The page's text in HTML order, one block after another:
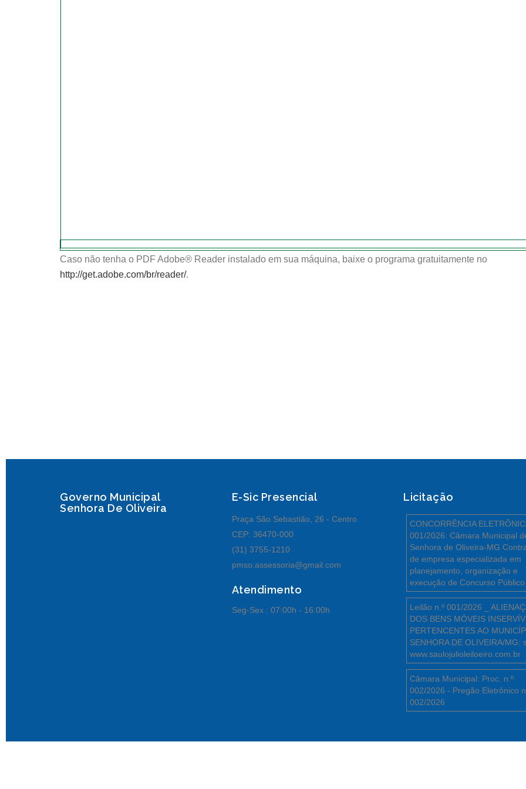
Caso não tenha o PDF Adobe® Reader instalado em sua máquina, baixe o programa gratuitamente no
http://get.adobe.com/br/reader/.
Governo Municipal
Senhora De Oliveira
E-Sic Presencial
Praça São Sebastião, 26 - Centro
CEP: 36470-000
(31) 3755-1210
pmso.assessoria@gmail.com
Atendimento
Seg-Sex : 07:00h - 16:00h
Licitação
CONCORRÊNCIA
001/2026: Câmara Municipal
Senhora de Oliveira-MG
de empresa especializada em
planejamento, organização e
execução de Concurso Público
Leilão n.º 001/2026 _
DOS BENS MÓVEIS
PERTENCENTES AO
SENHORA DE OLIVEIRA/MG:
www.saulojulioleiloeiro.com.br
Câmara Municipal: Proc. n.º
002/2026 - Pregão Eletrônico
002/2026